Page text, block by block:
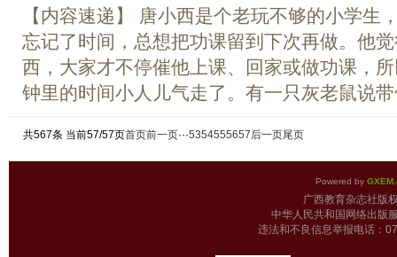
【内容速递】 唐小西是个老玩不够的小学生
忘记了时间，总想把功课留到下次再做。他
西，大家才不停催他上课、回家或做功课，
钟里的时间小人儿气走了。有一只灰老鼠说
共567条 当前57/57页首页前一页···5354555657后一页尾页
Powered by
广西教育杂志
中华人民共和国网络出版
违法和不良信息举报电话：